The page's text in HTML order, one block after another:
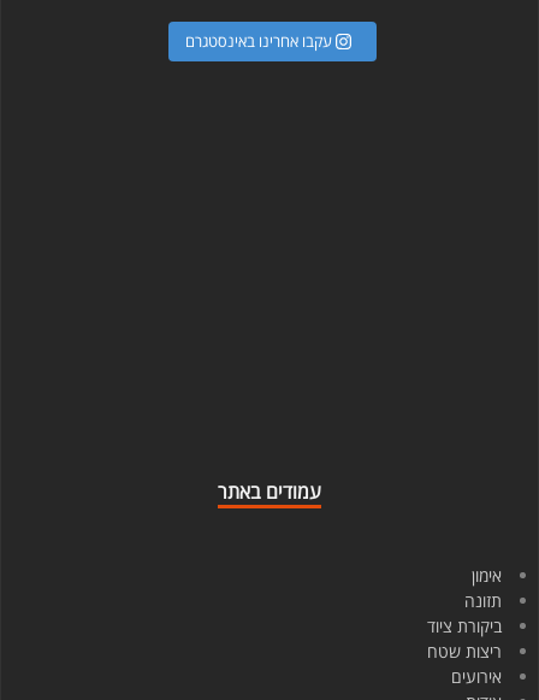
עקבו אחרינו באינסטגרם
עמודים באתר
אימון
תזונה
ביקורת ציוד
ריצות שטח
אירועים